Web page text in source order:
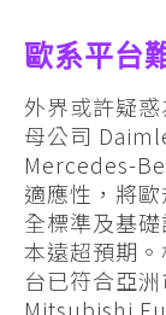
歐系平台
外界或許疑
母公司
Mercedes-
適應性，將
全標準及基
本遠超預期
台已符合亞
Mitsubishi